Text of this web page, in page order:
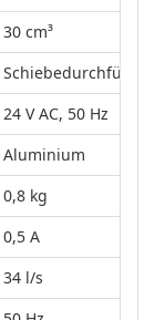
30 cm³
24 V AC, 50 Hz
Aluminium
0,8 kg
0,5 A
34 l/s